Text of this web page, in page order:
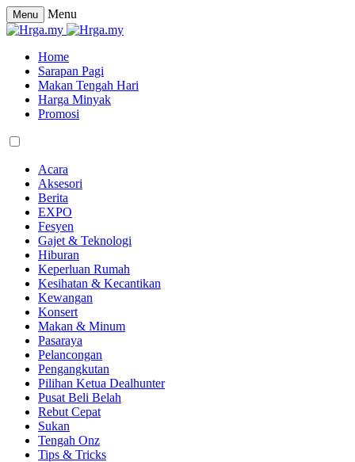
Menu Menu
Home
Sarapan Pagi
Makan Tengah Hari
Harga Minyak
Promosi
Acara
Aksesori
Berita
EXPO
Fesyen
Gajet & Teknologi
Hiburan
Keperluan Rumah
Kesihatan & Kecantikan
Kewangan
Konsert
Makan & Minum
Pasaraya
Pelancongan
Pengangkutan
Pilihan Ketua Dealhunter
Pusat Beli Belah
Rebut Cepat
Sukan
Tengah Onz
Tips & Tricks